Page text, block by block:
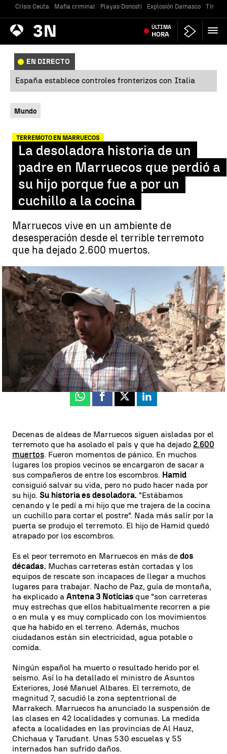
Crisis Ceuta Mafia criminal Playas Donosti Explosión Damasco Tiroteo
Antena
3 Noticias ÚLTIMA
HORA
EN DIRECTO
España establece controles fronterizos con Italia
Mundo
TERREMOTO EN MARRUECOS
La desoladora historia de un
padre en Marruecos que perdió a
su hijo porque fue a por un
cuchillo a la cocina
Marruecos vive en un ambiente de
desesperación desde el terrible terremoto
que ha dejado 2.600 muertos.
La desoladora historia de un padre en Marruecos que perdió a su hijo
porque fue a por un cuchillo a la cocina |
Antena 3 Noticias
Luis Alcantud
Publicado:11 de septiembre de 2023, 17:23
Whatsapp
Facebook
X Linkedin
Decenas de aldeas de Marruecos siguen aisladas por el
terremoto que ha asolado el país y que ha dejado 2.600
muertos. Fueron momentos de pánico. En muchos
lugares los propios vecinos se encargaron de sacar a
sus compañeros de entre los escombros. Hamid
consiguió salvar su vida, pero no pudo hacer nada por
su hijo. Su historia es desoladora. "Estábamos
cenando y le pedí a mi hijo que me trajera de la cocina
un cuchillo para cortar el postre". Nada más salir por la
puerta se produjo el terremoto. El hijo de Hamid quedó
atrapado por los escombros.
Es el peor terremoto en Marruecos en más de dos
décadas. Muchas carreteras están cortadas y los
equipos de rescate son incapaces de llegar a muchos
lugares para trabajar. Nacho de Paz, guía de montaña,
ha explicado a Antena 3 Noticias que "son carreteras
muy estrechas que ellos habitualmente recorren a pie
o en mula y es muy complicado con los movimientos
que ha habido en el terreno. Además, muchos
ciudadanos están sin electricidad, agua potable o
comida.
Ningún español ha muerto o resultado herido por el
seísmo. Así lo ha detallado el ministro de Asuntos
Exteriores, José Manuel Albares. El terremoto, de
magnitud 7, sacudió la zona septentrional de
Marrakech. Marruecos ha anunciado la suspensión de
las clases en 42 localidades y comunas. La medida
afecta a localidades en las provincias de Al Hauz,
Chichaua y Tarudant. Unas 530 escuelas y 55
internados han sufrido daños.